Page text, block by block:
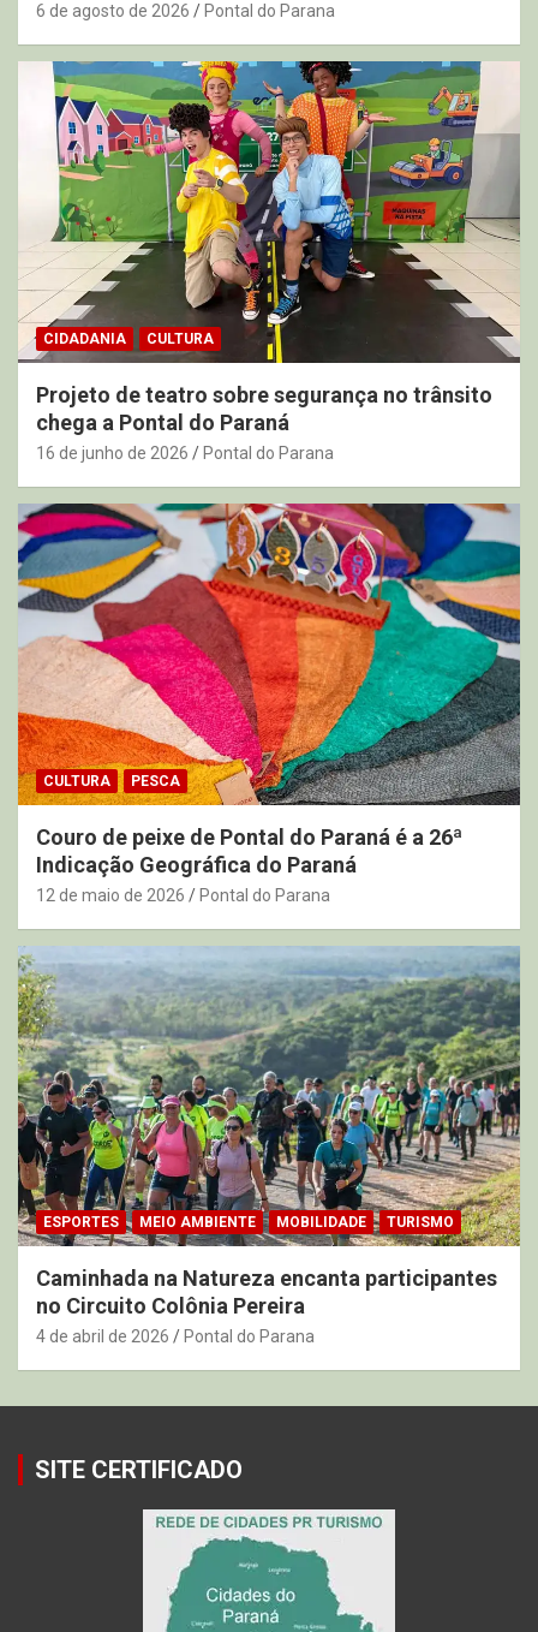
6 de agosto de 2026 Pontal do Parana
CIDADANIA CULTURA
Projeto de teatro sobre segurança no trânsito
chega a Pontal do Paraná
16 de junho de 2026 Pontal do Parana
CULTURA PESCA
Couro de peixe de Pontal do Paraná é a 26ª
Indicação Geográfica do Paraná
12 de maio de 2026 Pontal do Parana
ESPORTES MEIO AMBIENTE MOBILIDADE TURISMO
Caminhada na Natureza encanta participantes
no Circuito Colônia Pereira
4 de abril de 2026 Pontal do Parana
SITE CERTIFICADO